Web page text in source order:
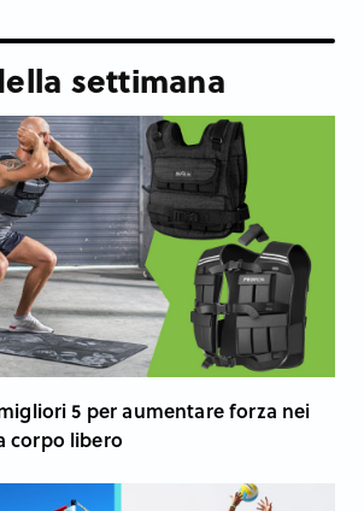
settimana
5 per aumentare forza nei
corpo libero